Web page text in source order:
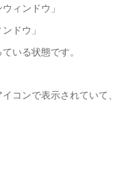
ィンドウ」
ドウ」
いる状態です。
コンで表示されていて、